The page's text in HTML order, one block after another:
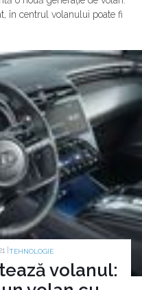
în centrul volanului poate fi
| TEHNOLOGIE
volanul: